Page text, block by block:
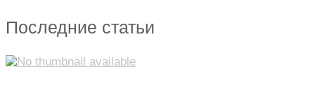
Последние статьи